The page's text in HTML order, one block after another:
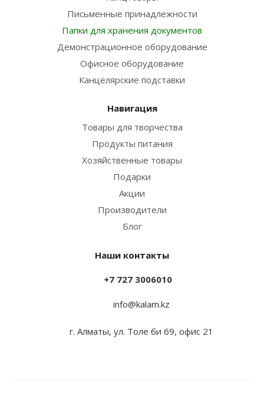
Письменные принадлежности
Папки для хранения документов
Демонстрационное оборудование
Офисное оборудование
Канцелярские подставки
Навигация
Товары для творчества
Продукты питания
Хозяйственные товары
Подарки
Акции
Производители
Блог
Наши контакты
+7 727 3006010
info@kalam.kz
г. Алматы, ул. Толе би 69, офис 21